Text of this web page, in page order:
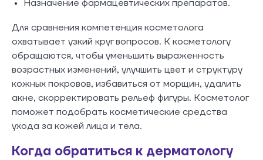
Назначение фармацевтических препаратов.
Для сравнения компетенция косметолога
охватывает узкий круг вопросов. К косметологу
обращаются, чтобы уменьшить выраженность
возрастных изменений, улучшить цвет и структуру
кожных покровов, избавиться от морщин, удалить
акне, скорректировать рельеф фигуры. Косметолог
поможет подобрать косметические средства
ухода за кожей лица и тела.
Когда обратиться к дерматологу